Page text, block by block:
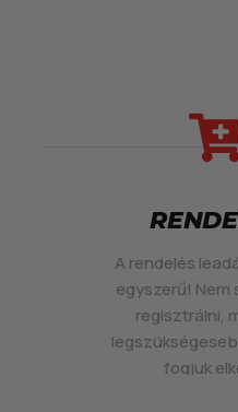
A rendelés
egyszerű! Nem
regisztrálni,
fogjuk